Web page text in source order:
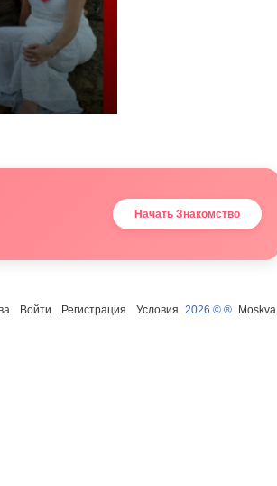
Начать Знакомство
Войти Регистрация Условия 2026 © ® Moskva